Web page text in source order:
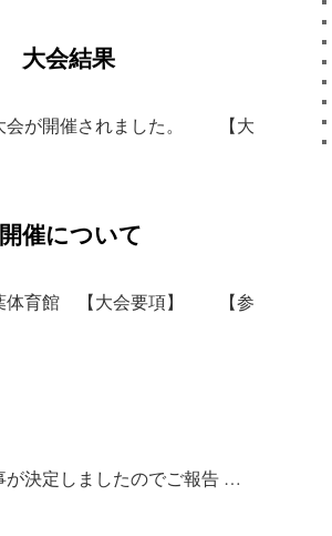
大会結果
会が開催されました。 【大
催について
体育館 【大会要項】 【参
が決定しましたのでご報告 …
お
知
ら
せ